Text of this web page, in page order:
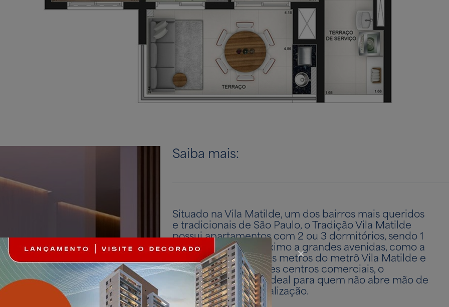
Churrasqueira
Saiba mais:
Situado na Vila Matilde, um dos bairros mais queridos
e tradicionais de São Paulo, o Tradição Vila Matilde
possui apartamentos com 2 ou 3 dormitórios, sendo 1
suíte. Localizado próximo a grandes avenidas, como a
Radial Leste, a poucos metros do metrô Vila Matilde e
próximo a importantes centros comerciais, o
empreendimento é ideal para quem não abre mão de
conforto e ótima localização.